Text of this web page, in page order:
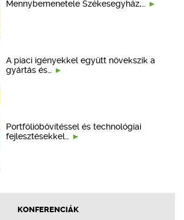
Mennybemenetele Székesegyház,…
A piaci igényekkel együtt növekszik a
gyártás és…
Portfólióbővítéssel és technológiai
fejlesztésekkel…
KONFERENCIÁK